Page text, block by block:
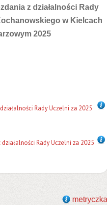
z działalności Rady
w Kielcach
2025
Rady Uczelni za 2025
Rady Uczelni za 2025
metryczka